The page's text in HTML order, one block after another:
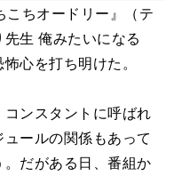
ちオードリー』（テ
生 俺みたいになる
心を打ち明けた。
ンスタントに呼ばれ
ールの関係もあって
だがある日、番組か